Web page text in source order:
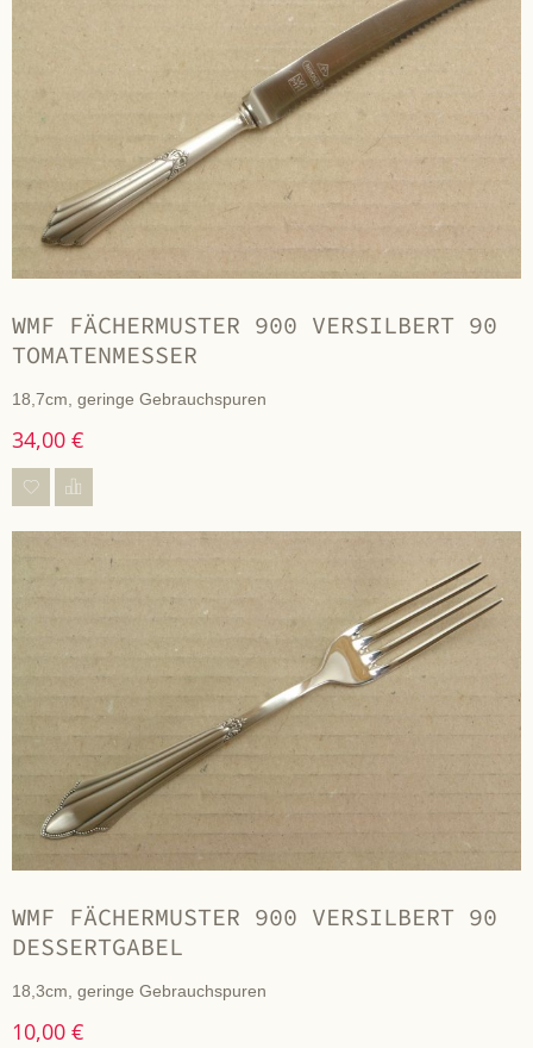
WMF FÄCHERMUSTER 900 VERSILBERT 90
TOMATENMESSER
18,7cm, geringe Gebrauchspuren
34,00 €
WMF FÄCHERMUSTER 900 VERSILBERT 90
DESSERTGABEL
18,3cm, geringe Gebrauchspuren
10,00 €